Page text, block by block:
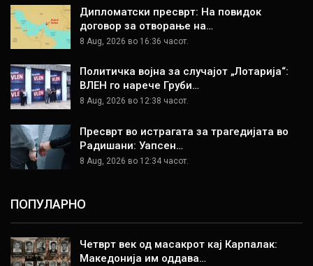
Дипломатски пресврт: На повидок
договор за отворање на…
8 Aug, 2026 во 16:36 часот.
Политичка војна за случајот „Лотарија“:
ВЛЕН го нарече Груби…
8 Aug, 2026 во 12:38 часот.
Пресврт во истрагата за трагедијата во
Радишани: Уапсен…
8 Aug, 2026 во 12:34 часот.
ПОПУЛАРНО
Четврт век од масакрот кај Карпалак:
Македонија им оддава…